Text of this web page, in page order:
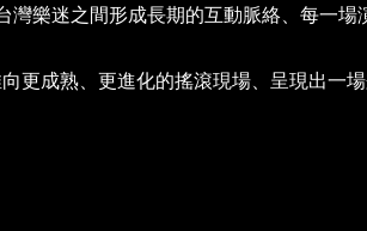
灣樂迷之間形成長期的互動脈絡、每一場
更成熟、更進化的搖滾現場、呈現出一